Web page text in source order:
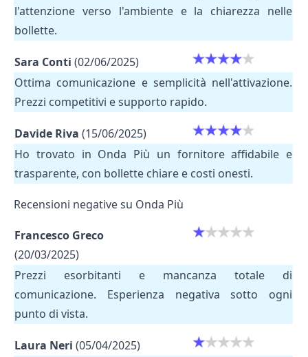
l'attenzione verso l'ambiente e la chiarezza nelle
bollette.
Sara Conti (02/06/2025)
Ottima comunicazione e semplicità nell'attivazione.
Prezzi competitivi e supporto rapido.
Davide Riva (15/06/2025)
Ho trovato in Onda Più un fornitore affidabile e
trasparente, con bollette chiare e costi onesti.
Recensioni negative su Onda Più
Francesco Greco
(20/03/2025)
Prezzi esorbitanti e mancanza totale di
comunicazione. Esperienza negativa sotto ogni
punto di vista.
Laura Neri (05/04/2025)